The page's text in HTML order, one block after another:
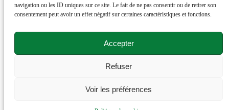
navigation ou les ID uniques sur ce site. Le fait de ne pas consentir ou de retirer son
consentement peut avoir un effet négatif sur certaines caractéristiques et fonctions.
Accepter
Refuser
Voir les préférences
réalisé parNetactions